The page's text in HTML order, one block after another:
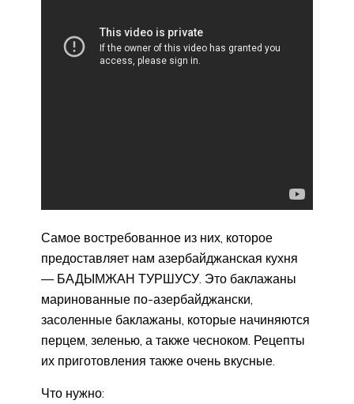
Самое востребованное из них, которое
предоставляет нам азербайджанская кухня
— БАДЫМЖАН ТУРШУСУ. Это баклажаны
маринованные по-азербайджански,
засоленные баклажаны, которые начиняются
перцем, зеленью, а также чесноком. Рецепты
их приготовления также очень вкусные.
Что нужно: